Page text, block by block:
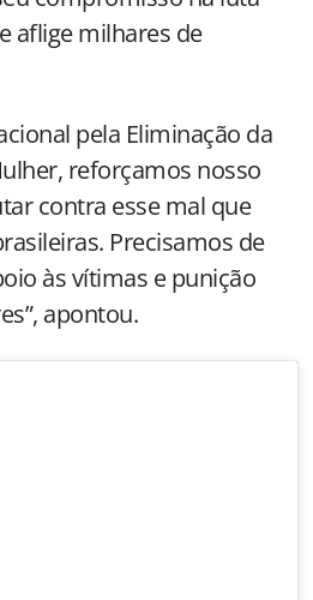
aflige milhares de
pela Eliminação da
reforçamos nosso
contra esse mal que
Precisamos de
às vítimas e punição
apontou.